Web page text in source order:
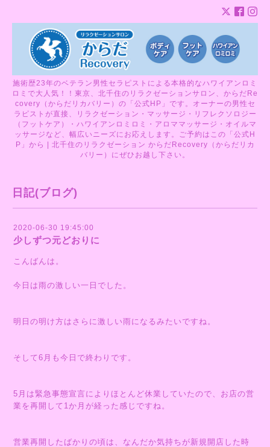
施術歴23年のベテラン男性セラピストによる本格的なハワイアンロミ
ロミで大人気！！東京、北千住のリラクゼーションサロン、からだRe
covery（からだリカバリー）の「公式HP」です。オーナーの男性セ
ラピストが直接、リラクゼーション・マッサージ・リフレクソロジー
（フットケア）・ハワイアンロミロミ・アロママッサージ・オイルマ
ッサージなど、幅広いニーズにお応えします。ご予約はこの「公式H
P」から | 北千住のリラクゼーション からだRecovery（からだリカ
バリー）にぜひお越し下さい。
日記(ブログ)
2020-06-30 19:45:00
少しずつ元どおりに
こんばんは。
今日は雨の激しい一日でした。
明日の明け方はさらに激しい雨になるみたいですね。
そして6月も今日で終わりです。
5月は緊急事態宣言によりほとんど休業していたので、お店の営
業を再開して1か月が経った感じですね。
営業再開したばかりの頃は、なんだか気持ちが新規開店した時